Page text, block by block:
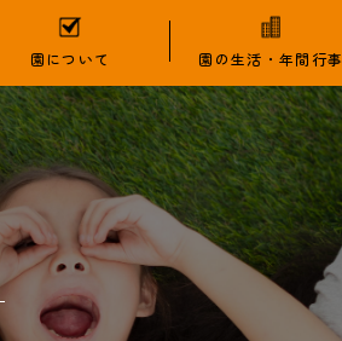
園について 園の生活・年間行事